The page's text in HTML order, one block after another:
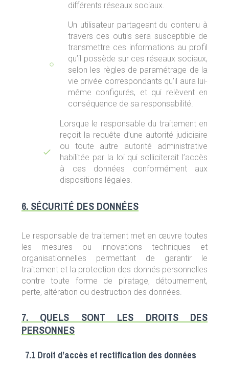
différents réseaux sociaux.
Un utilisateur partageant du contenu à
travers ces outils sera susceptible de
transmettre ces informations au profil
qu’il possède sur ces réseaux sociaux,
selon les règles de paramétrage de la
vie privée correspondants qu’il aura lui-
même configurés, et qui relèvent en
conséquence de sa responsabilité.
Lorsque le responsable du traitement en
reçoit la requête d’une autorité judiciaire
ou toute autre autorité administrative
habilitée par la loi qui solliciterait l’accès
à ces données conformément aux
dispositions légales.
6. SÉCURITÉ DES DONNÉES
Le responsable de traitement met en œuvre toutes
les mesures ou innovations techniques et
organisationnelles permettant de garantir le
traitement et la protection des donnés personnelles
contre toute forme de piratage, détournement,
perte, altération ou destruction des données.
7. QUELS SONT LES DROITS DES
PERSONNES
7.1 Droit d’accès et rectification des données